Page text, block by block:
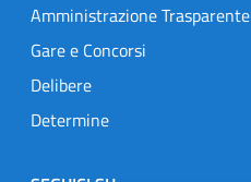
Amministrazione Trasparente
Gare e Concorsi
Delibere
Determine